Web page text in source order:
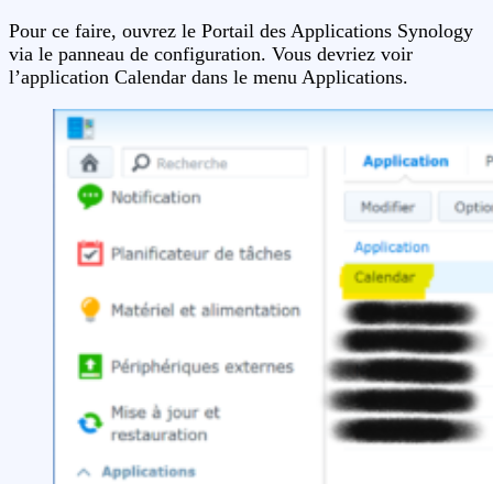
Pour ce faire, ouvrez le Portail des Applications Synology
via le panneau de configuration. Vous devriez voir
l’application Calendar dans le menu Applications.